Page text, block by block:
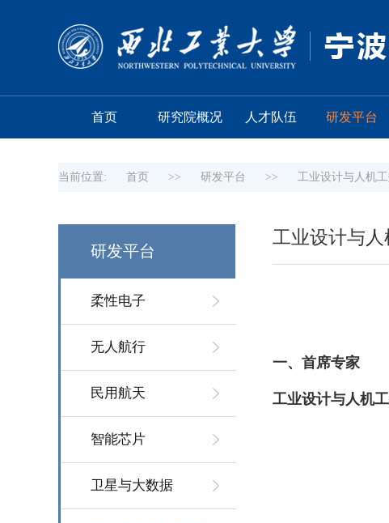
首页 研究院概况 人才队伍 研发平台
当前位置: 首页 >> 研发平台 >> 工业设计与人机
研发平台
柔性电子
无人航行
民用航天
智能芯片
卫星与大数据
工业设计与人
一、首席专家
工业设计与人机